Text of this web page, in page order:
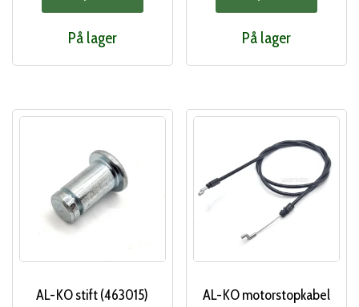
På lager På lager
AL-KO stift (463015)
AL-KO motorstopkabel